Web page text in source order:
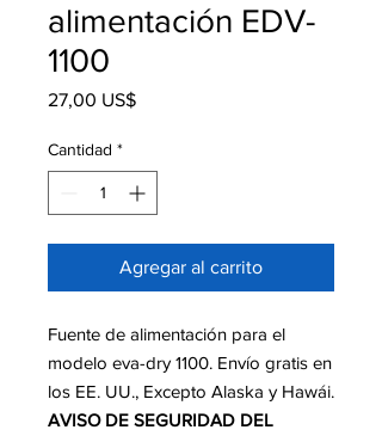
alimentación EDV-
1100
27,00 US$Precio
Cantidad *
Agregar al carrito
Fuente de alimentación para el
modelo eva-dry 1100. Envío gratis en
los EE. UU., Excepto Alaska y Hawái.
AVISO DE SEGURIDAD DEL